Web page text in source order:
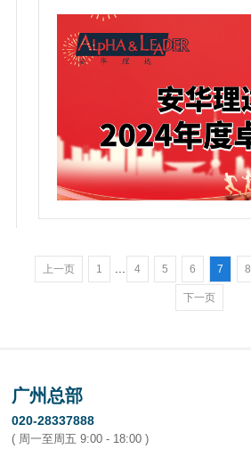
上一页 1 4 5 6 7 8
下一页
广州总部
020-28337888
( 周一至周五 9:00 - 18:00 )